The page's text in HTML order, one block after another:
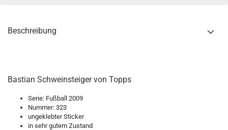
Beschreibung
Bastian Schweinsteiger von Topps
Serie: Fußball 2009
Nummer: 323
ungeklebter Sticker
in sehr gutem Zustand